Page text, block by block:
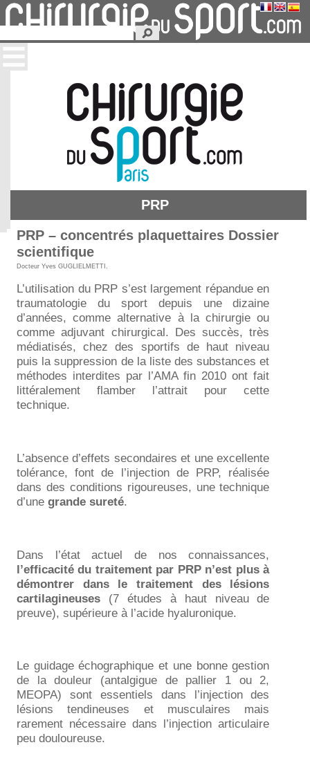
PRP
PRP – concentrés plaquettaires Dossier
scientifique
Docteur Yves GUGLIELMETTI .
L’utilisation du PRP s’est largement répandue en
traumatologie du sport depuis une dizaine
d’années, comme alternative à la chirurgie ou
comme adjuvant chirurgical. Des succès, très
médiatisés, chez des sportifs de haut niveau
puis la suppression de la liste des substances et
méthodes interdites par l’AMA fin 2010 ont fait
littéralement flamber l’attrait pour cette
technique.
L’absence d’effets secondaires et une excellente
tolérance, font de l’injection de PRP, réalisée
dans des conditions rigoureuses, une technique
d’une grande sureté.
Dans l’état actuel de nos connaissances,
l’efficacité du traitement par PRP n’est plus à
démontrer dans le traitement des lésions
cartilagineuses (7 études à haut niveau de
preuve), supérieure à l’acide hyaluronique.
Le guidage échographique et une bonne gestion
de la douleur (antalgigue de pallier 1 ou 2,
MEOPA) sont essentiels dans l’injection des
lésions tendineuses et musculaires mais
rarement nécessaire dans l’injection articulaire
peu douloureuse.